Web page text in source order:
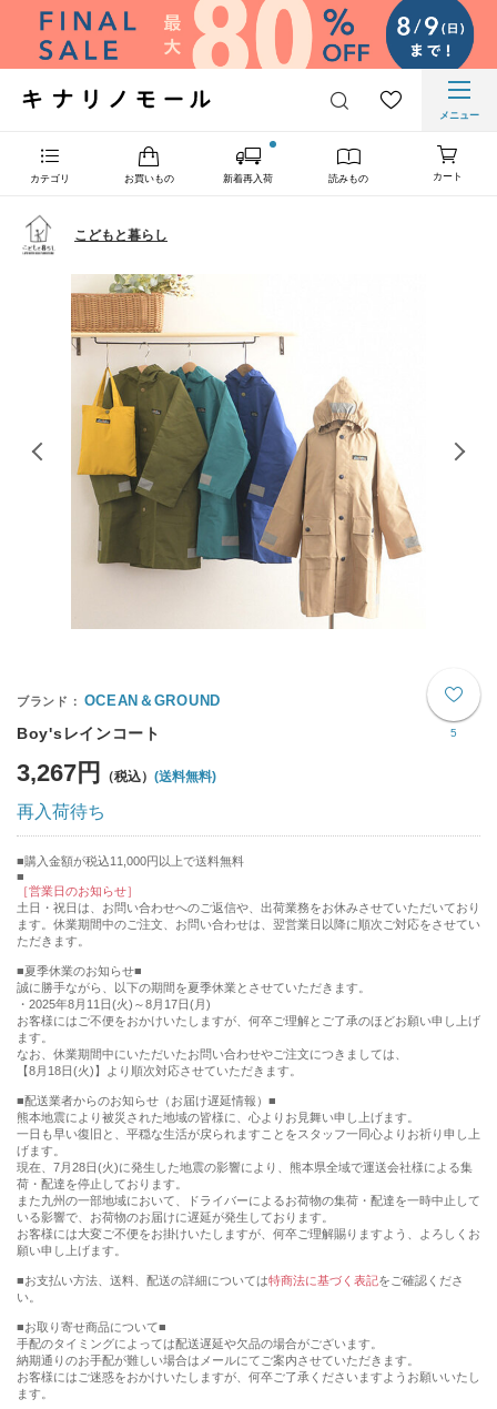
メニュー
カテゴリ お買いもの 新着再入荷 読みもの カート
こどもと暮らし
5
OCEAN＆GROUND
Boy'sレインコート
3,267円 (送料無料)
再入荷待ち
購入金額が税込11,000円以上で送料無料
［営業日のお知らせ］
土日・祝日は、お問い合わせへのご返信や、出荷業務をお休みさせていただいており
ます。休業期間中のご注文、お問い合わせは、翌営業日以降に順次ご対応をさせてい
ただきます。
■夏季休業のお知らせ■
誠に勝手ながら、以下の期間を夏季休業とさせていただきます。
・2025年8月11日(火)～8月17日(月)
お客様にはご不便をおかけいたしますが、何卒ご理解とご了承のほどお願い申し上げ
ます。
なお、休業期間中にいただいたお問い合わせやご注文につきましては、
【8月18日(火)】より順次対応させていただきます。
■配送業者からのお知らせ（お届け遅延情報）■
熊本地震により被災された地域の皆様に、心よりお見舞い申し上げます。
一日も早い復旧と、平穏な生活が戻られますことをスタッフ一同心よりお祈り申し上
げます。
現在、7月28日(火)に発生した地震の影響により、熊本県全域で運送会社様による集
荷・配達を停止しております。
また九州の一部地域において、ドライバーによるお荷物の集荷・配達を一時中止して
いる影響で、お荷物のお届けに遅延が発生しております。
お客様には大変ご不便をお掛けいたしますが、何卒ご理解賜りますよう、よろしくお
願い申し上げます。
■お支払い方法、送料、配送の詳細については特商法に基づく表記をご確認くださ
い。
■お取り寄せ商品について■
手配のタイミングによっては配送遅延や欠品の場合がございます。
納期通りのお手配が難しい場合はメールにてご案内させていただきます。
お客様にはご迷惑をおかけいたしますが、何卒ご了承くださいますようお願いいたし
ます。